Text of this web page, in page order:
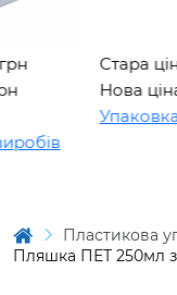
Стара
Нова ціна:
Упаковка
Пластикова
Пляшка ПЕТ 250мл